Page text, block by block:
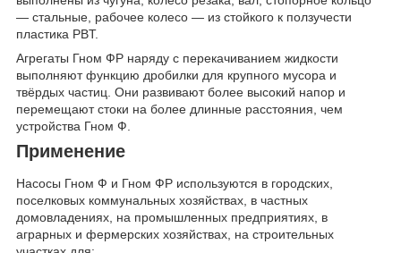
— стальные, рабочее колесо — из стойкого к ползучести
пластика PBT.
Агрегаты Гном ФР наряду с перекачиванием жидкости
выполняют функцию дробилки для крупного мусора и
твёрдых частиц. Они развивают более высокий напор и
перемещают стоки на более длинные расстояния, чем
устройства Гном Ф.
Применение
Насосы Гном Ф и Гном ФР используются в городских,
поселковых коммунальных хозяйствах, в частных
домовладениях, на промышленных предприятиях, в
аграрных и фермерских хозяйствах, на строительных